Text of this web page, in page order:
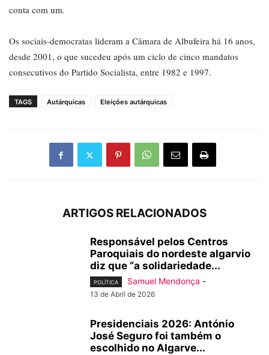
conta com um.
Os sociais-democratas lideram a Câmara de Albufeira há 16 anos,
desde 2001, o que sucedeu após um ciclo de cinco mandatos
consecutivos do Partido Socialista, entre 1982 e 1997.
TAGS Autárquicas Eleições autárquicas
ARTIGOS RELACIONADOS
Responsável pelos Centros
Paroquiais do nordeste algarvio
diz que “a solidariedade...
POLÍTICA Samuel Mendonça -
13 de Abril de 2026
Presidenciais 2026: António
José Seguro foi também o
escolhido no Algarve...